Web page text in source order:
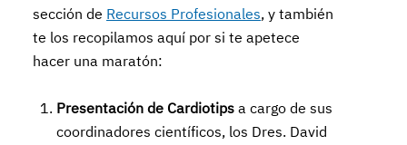
sección de Recursos Profesionales, y también
te los recopilamos aquí por si te apetece
hacer una maratón:
Presentación de Cardiotipsa cargo de sus
coordinadores científicos, los Dres. David